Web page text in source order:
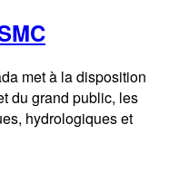
met à la disposition
du grand public, les
hydrologiques et